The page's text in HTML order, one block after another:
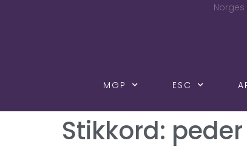
MGP ESC
Stikkord: